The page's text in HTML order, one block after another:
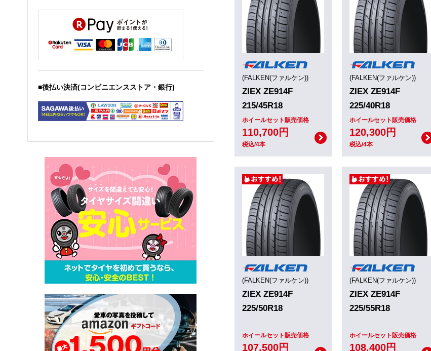
■後払い決済(コンビニエンスストア・銀行)
(FALKEN(ファルケン))
ZIEX ZE914F
215/45R18
ホイールセット販売価格
110,700円
税込/4本
(FALKEN(ファルケン))
ZIEX ZE914F
225/40R18
ホイールセット販売価格
120,300円
税込/4本
(FALKEN(ファルケン))
ZIEX ZE914F
225/50R18
ホイールセット販売価格
107,500円
(FALKEN(ファルケン))
ZIEX ZE914F
225/55R18
ホイールセット販売価格
108,400円